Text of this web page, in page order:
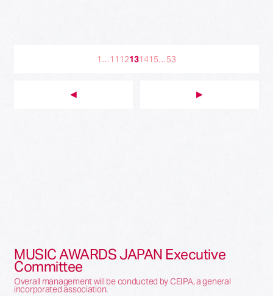
◀︎
1…1112131415…53
▶︎
MUSIC AWARDS JAPAN Executive
Committee
Overall management will be conducted by CEIPA, a general
incorporated association.